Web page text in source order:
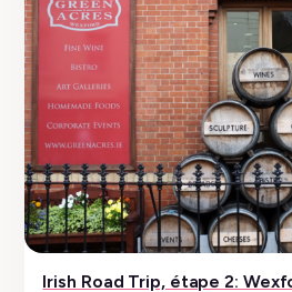
Irish Road Trip, étape 2: